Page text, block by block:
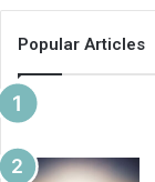
Popular Articles